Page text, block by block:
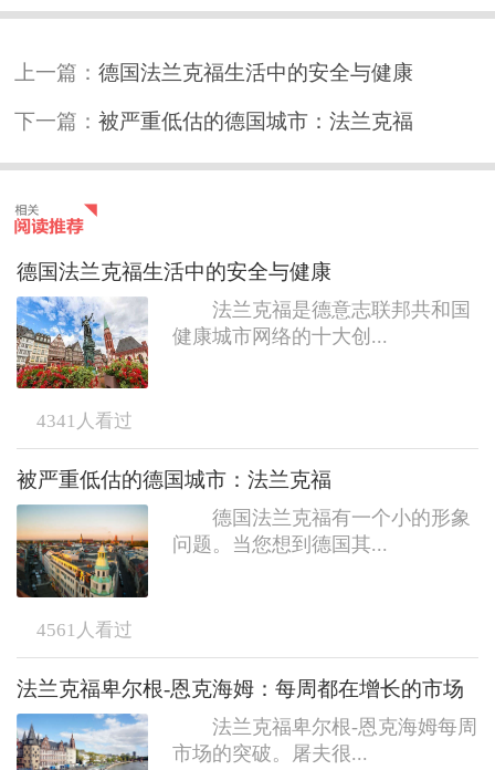
上一篇：德国法兰克福生活中的安全与健康
下一篇：被严重低估的德国城市：法兰克福
德国法兰克福生活中的安全与健康
法兰克福是德意志联邦共和国
健康城市网络的十大创...
4341 人看过
被严重低估的德国城市：法兰克福
德国法兰克福有一个小的形象
问题。当您想到德国其...
4561 人看过
法兰克福卑尔根-恩克海姆：每周都在增长的市场
法兰克福卑尔根-恩克海姆每周
市场的突破。屠夫很...